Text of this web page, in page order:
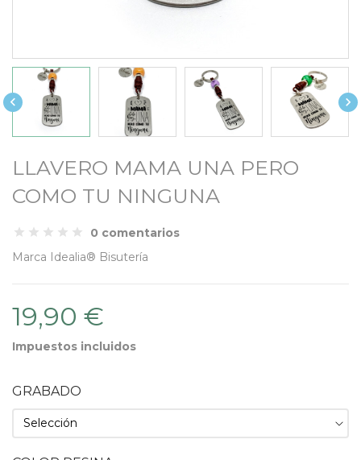
 
LLAVERO MAMA UNA PERO
COMO TU NINGUNA
0 comentarios
Marca Idealia® Bisutería
19,90 €
Impuestos incluidos
GRABADO